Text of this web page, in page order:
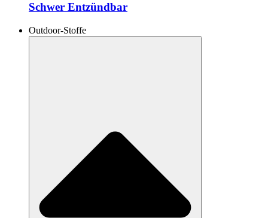
Schwer Entzündbar
Outdoor-Stoffe